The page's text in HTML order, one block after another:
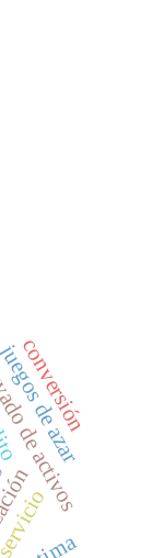
activos
de azar
conversión